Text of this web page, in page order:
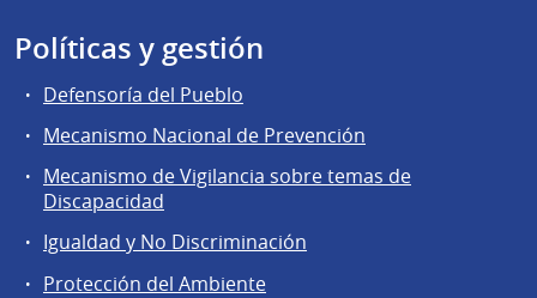
Políticas y gestión
Defensoría del Pueblo
Mecanismo Nacional de Prevención
Mecanismo de Vigilancia sobre temas de
Discapacidad
Igualdad y No Discriminación
Protección del Ambiente